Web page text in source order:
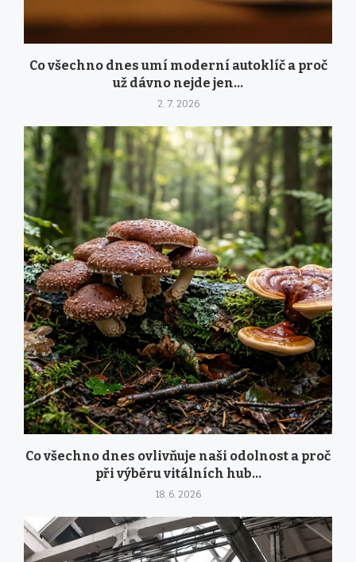
Co všechno dnes umí moderní autoklíč a proč
už dávno nejde jen...
2. 7. 2026
Co všechno dnes ovlivňuje naši odolnost a proč
při výběru vitálních hub...
18. 6. 2026